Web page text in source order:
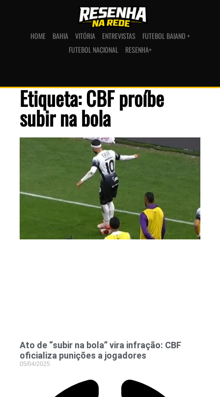
HOME BAHIA VITÓRIA ENTREVISTAS
FUTEBOL BAIANO +
FUTEBOL NACIONAL
RESENHA+
Etiqueta: CBF proíbe
subir na bola
Ato de “subir na bola” vira infração: CBF
oficializa punições a jogadores
05/04/2025